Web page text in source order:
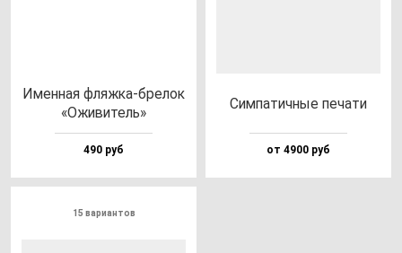
Имен­ная фляж­ка-бре­лок
«Ожи­ви­тель»
490 руб
Сим­па­тич­ные пе­ча­ти
от 4900 руб
15 вариантов